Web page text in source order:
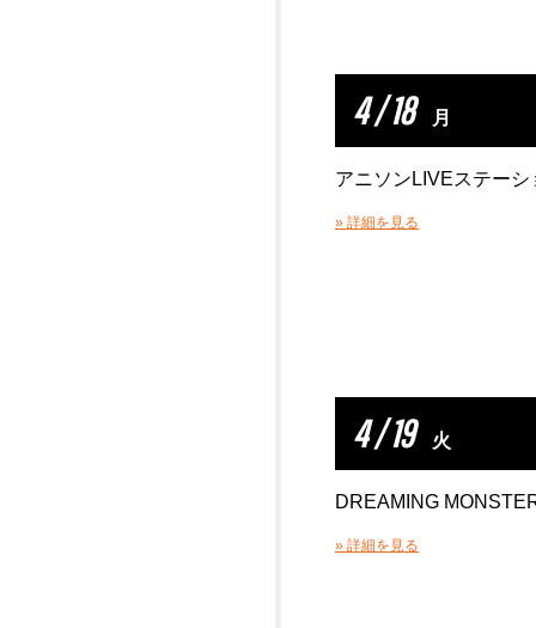
4 / 18 月
アニソンLIVEステーシ
» 詳細を見る
4 / 19 火
DREAMING
» 詳細を見る